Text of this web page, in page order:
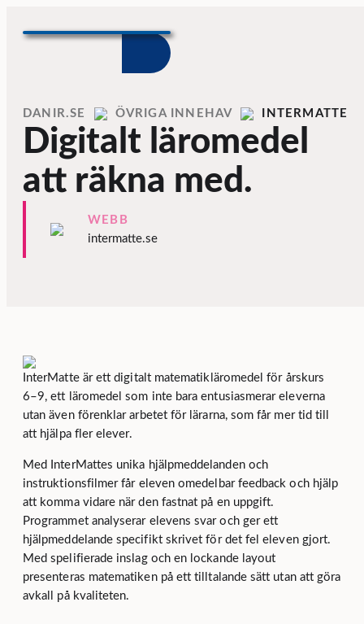
Home
DANIR INNEHAV INTERMATTE
Digitalt läromedel
att räkna med.
WEBB
intermatte.se
InterMatte är ett digitalt matematikläromedel för årskurs
6–9, ett läromedel som inte bara entusiasmerar eleverna
utan även förenklar arbetet för lärarna, som får mer tid till
att hjälpa fler elever.
Med InterMattes unika hjälpmeddelanden och
instruktionsfilmer får eleven omedelbar feedback och hjälp
att komma vidare när den fastnat på en uppgift.
Programmet analyserar elevens svar och ger ett
hjälpmeddelande specifikt skrivet för det fel eleven gjort.
Med spelifierade inslag och en lockande layout
presenteras matematiken på ett tilltalande sätt utan att göra
avkall på kvaliteten.